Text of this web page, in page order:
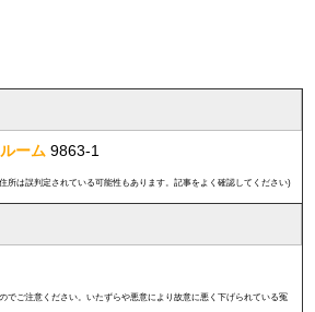
ーム 9863-1
所は誤判定されている可能性もあります。記事をよく確認してください)
でご注意ください。いたずらや悪意により故意に悪く下げられている冤